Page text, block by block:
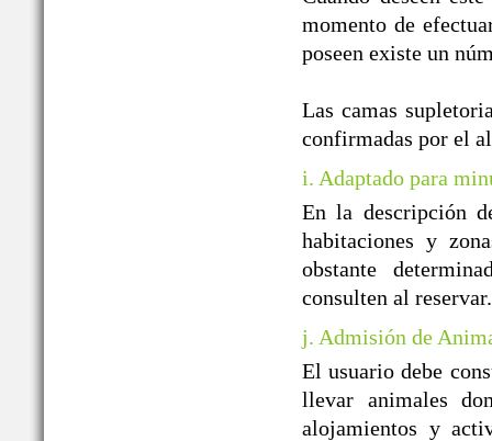
momento de
poseen existe un
Las camas
confirmadas por el
i. Adaptado para
En la descripción
habitaciones y
obstante
consulten al reservar.
j. Admisión de
El usuario debe
llevar animales
alojamientos y